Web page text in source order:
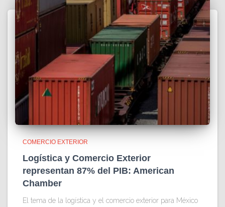
COMERCIO EXTERIOR
Logística y Comercio Exterior
representan 87% del PIB: American
Chamber
El tema de la logística y el comercio exterior para México